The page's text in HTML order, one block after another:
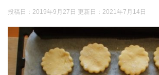
投稿日：2019年9月27日 更新日： 2021年7月14日